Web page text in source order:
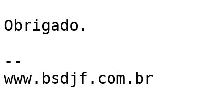
Obrigado.
--
www.bsdjf.com.br